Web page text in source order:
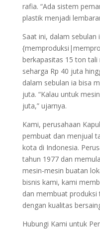
rafia. “Ada sistem
plastik menjadi
Saat ini, dalam sebulan
berkapasitas 15 ton
seharga Rp 40 juta
dalam sebulan ia bisa
juta. “Kalau untuk
juta,” ujarnya.
Kami, perusahaan
pembuat dan menjual
kota di Indonesia.
tahun 1977 dan
mesin-mesin buatan
bisnis kami, kami
dan membuat
dengan kualitas
Hubungi Kami untuk